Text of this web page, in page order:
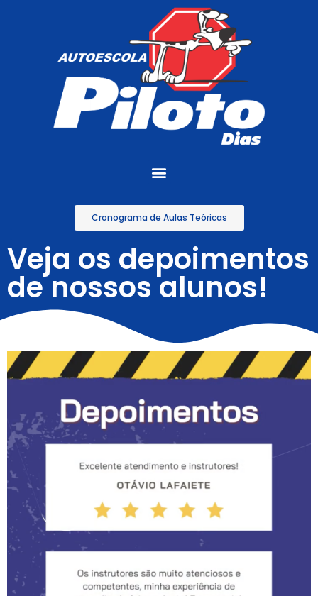
Cronograma de Aulas Teóricas
Veja os depoimentos
de nossos alunos!